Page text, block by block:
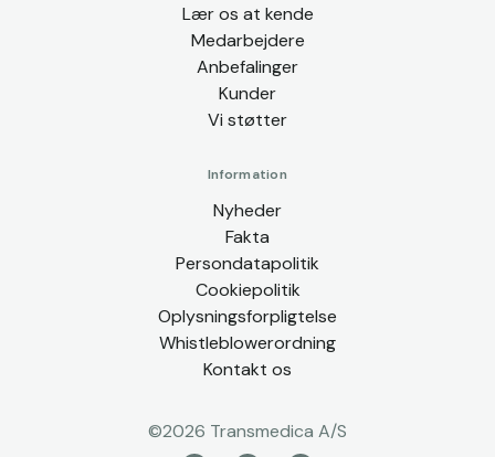
Lær os at kende
Medarbejdere
Anbefalinger
Kunder
Vi støtter
Information
Nyheder
Fakta
Persondatapolitik
Cookiepolitik
Oplysningsforpligtelse
Whistleblowerordning
Kontakt os
©2026 Transmedica A/S